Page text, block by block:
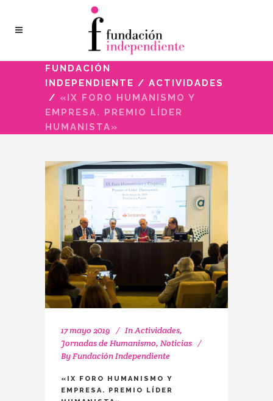
FUNDACIÓN
INDEPENDIENTE / ACTIVIDADES
/ «IX FORO HUMANISMO Y
EMPRESA. PREMIO LÍDER
HUMANISTA»
17 mayo 2019 InActividades,
Jornadas de Humanismo, Noticias
ByFundación Independiente
«IX FORO HUMANISMO Y
EMPRESA. PREMIO LÍDER